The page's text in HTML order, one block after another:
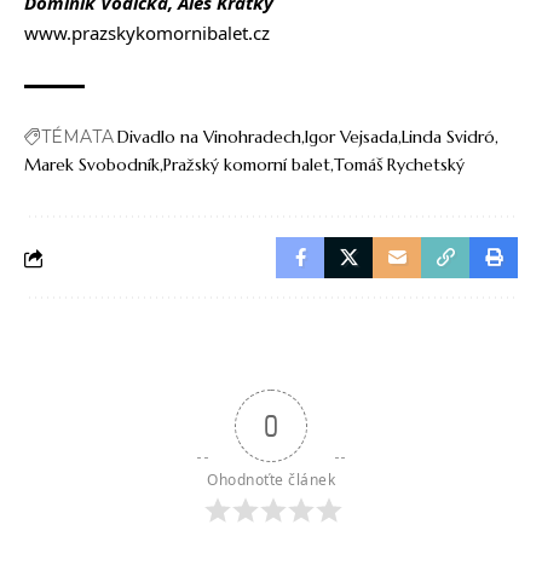
www.prazskykomornibalet.cz
TÉMATADivadlo na VinohradechIgor VejsadaLinda Svidró
Marek SvobodníkPražský komorní baletTomáš Rychetský
0
Ohodnoťte článek